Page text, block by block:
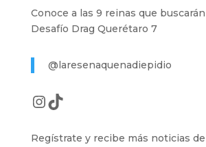
Conoce a las 9 reinas que
Desafío Drag Querétaro 7
@laresenaquenadiepidio
Instagram
TikTok
Regístrate y recibe más noticias de